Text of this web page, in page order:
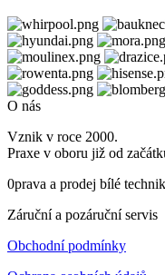
O nás
Vznik v roce 2000.
Praxe v oboru již od
0prava a prodej bílé
Záruční a pozáruční servis
Obchodní podmínky